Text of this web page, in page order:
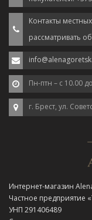
Контакты
рассматривать
Пн-птн – с 10.00
г. Брест, ул.
Интернет-магазин
Частное предприятие
УНП 291406489